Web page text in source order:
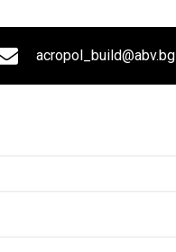
acropol_build@abv.bg